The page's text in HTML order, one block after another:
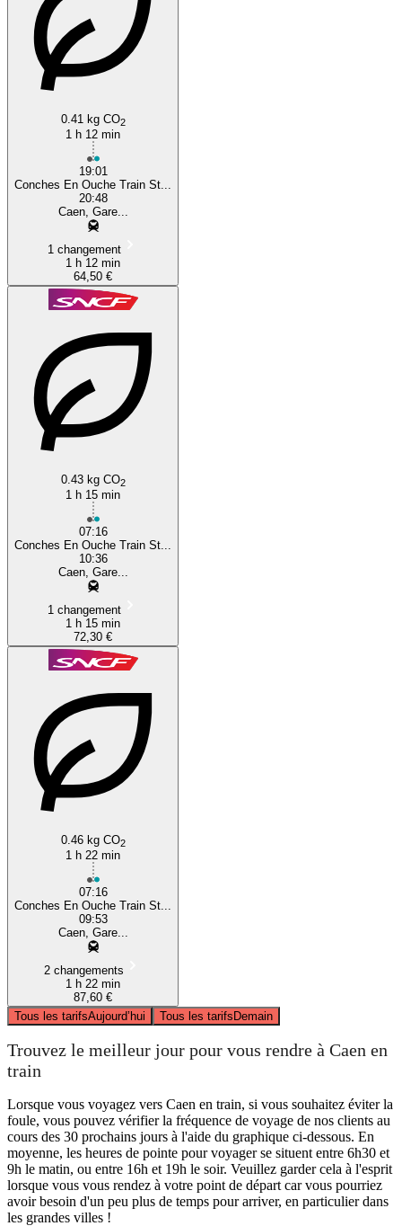
0.41 kg CO2
1 h 12 min
19:01
Conches En Ouche Train St...
20:48
Caen, Gare...
1 changement
1 h 12 min
64,50 €
0.43 kg CO2
1 h 15 min
07:16
Conches En Ouche Train St...
10:36
Caen, Gare...
1 changement
1 h 15 min
72,30 €
0.46 kg CO2
1 h 22 min
07:16
Conches En Ouche Train St...
09:53
Caen, Gare...
2 changements
1 h 22 min
87,60 €
Tous les tarifsAujourd’hui Tous les tarifsDemain
Trouvez le meilleur jour pour vous rendre à Caen en
train
Lorsque vous voyagez vers Caen en train, si vous souhaitez éviter la
foule, vous pouvez vérifier la fréquence de voyage de nos clients au
cours des 30 prochains jours à l'aide du graphique ci-dessous. En
moyenne, les heures de pointe pour voyager se situent entre 6h30 et
9h le matin, ou entre 16h et 19h le soir. Veuillez garder cela à l'esprit
lorsque vous vous rendez à votre point de départ car vous pourriez
avoir besoin d'un peu plus de temps pour arriver, en particulier dans
les grandes villes !